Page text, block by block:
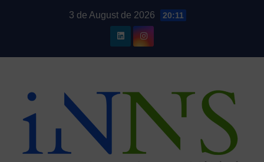
3 de August de 2026 20:11